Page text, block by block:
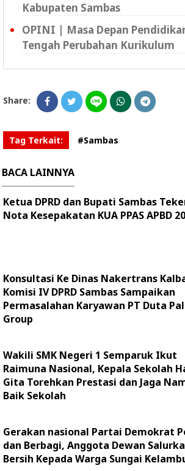
Kabupaten Sambas
OPINI | Masa Depan
Tengah Perubahan Kurikulum
Share:
Tag Terkait: #Sambas
BACA LAINNYA
Ketua DPRD dan Bupati Sambas
Nota Kesepakatan KUA PPAS APBD
Konsultasi Ke Dinas Nakertrans
Komisi IV DPRD Sambas Sampaikan
Permasalahan Karyawan PT Duta
Group
Wakili SMK Negeri 1 Semparuk Ikut
Raimuna Nasional, Kepala Sekolah
Gita Torehkan Prestasi dan Jaga
Baik Sekolah
Gerakan nasional Partai Demokrat
dan Berbagi, Anggota Dewan
Bersih Kepada Warga Sungai